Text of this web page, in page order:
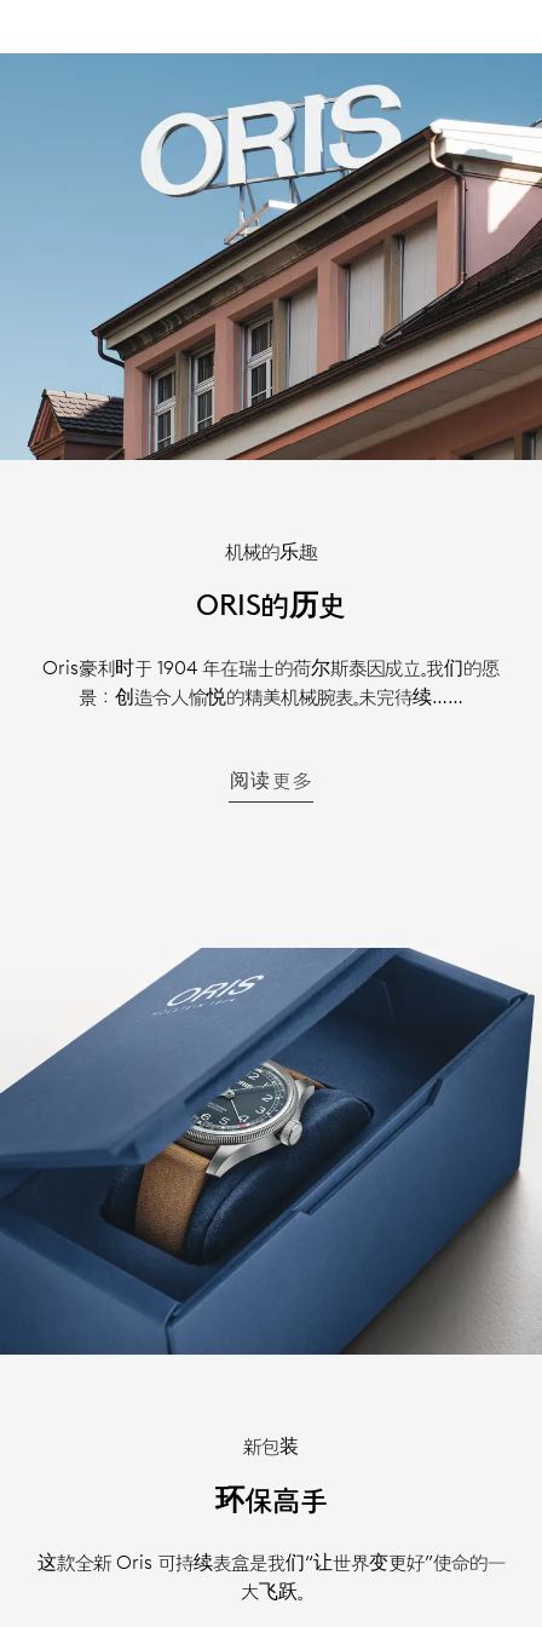
机械的乐趣
ORIS的历史
Oris豪利时于 1904 年在瑞士的荷尔斯泰因成立。我们的愿
景：创造令人愉悦的精美机械腕表。未完待续……
阅读更多
新包装
环保高手
这款全新 Oris 可持续表盒是我们“让世界变更好”使命的一
大飞跃。